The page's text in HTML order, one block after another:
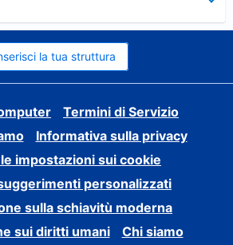
la tua struttura
Termini di Servizio
Informativa sulla privacy
impostazioni sui cookie
personalizzati
sulla schiavitù moderna
sui diritti umani
Chi siamo